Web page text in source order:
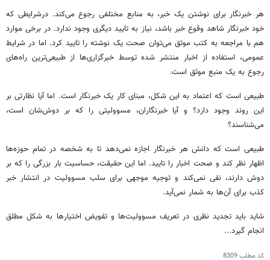
هر خبرنگار برای نوشتن یک خبر، به منابع مختلفی رجوع می‌کند. درشرایطی که
خود خبرنگار شاهد وقوع خبر باشد، نیاز به تایید دیگری وجود ندارد. در برخی موارد
هم با مراجعه به کتب موثق می‌توان صحت یک نوشته را تایید کرد. اما در شرایط
عمومی، استفاده از اخبار منتشر شده توسط خبرگزاری‌ها از طبیعی‌ترین راه‌های
رجوع به یک منبع موثق است.
طبیعی است که اعتماد به این شکل، مبنای کار یک خبرنگار است. اما آیا نظارتی بر
این روند وجود دارد؟ و آیا خبرنگاران، مسوولیتی را که بر دوش‌شان است،
می‌شناسند؟
طبیعی است که دانش هر خبرنگار اجازه نمی‌دهد تا به شخصه در تمام حوزه‌ها
اظهار نظر کند و صحت اخبار را تایید. اما این حقیقت، حساسیت بار بزرگی را که بر
دوش دارند، نفی نمی‌کند و توجیه موجهی برای سلب مسوولیت در انتشار خبر
کذب برای آن‌ها به شمار نمی‌آید.
شاید باید تجدید نظری در تعریف مسوولیت‌ها و تفویض اختیارها به شکل مطلق
انجام گیرد...
کد مطلب8309